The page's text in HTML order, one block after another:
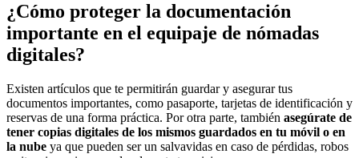
¿Cómo proteger la documentación
importante en el equipaje de nómadas
digitales?
Existen artículos que te permitirán guardar y asegurar tus
documentos importantes, como pasaporte, tarjetas de identificación y
reservas de una forma práctica. Por otra parte, también asegúrate de
tener copias digitales de los mismos guardados en tu móvil o en
la nube ya que pueden ser un salvavidas en caso de pérdidas, robos